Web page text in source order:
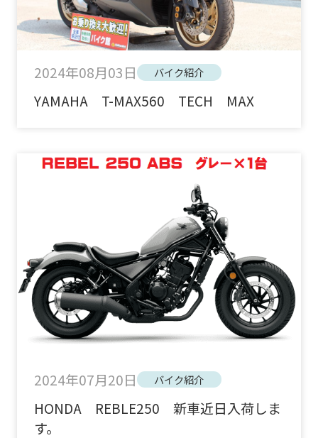
2024年08月03日 バイク紹介
YAMAHA T-MAX560 TECH MAX
2024年07月20日 バイク紹介
HONDA REBLE250 新車近日入荷しま
す。